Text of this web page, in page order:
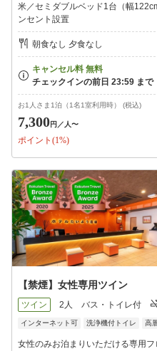
米／セミダブルベッド1台（幅
ンセント設置
朝食なし 夕食なし
お1人さま1泊（1名1室利用時） (税込)
7,300円 ／人〜
ポイント(1%)
【禁煙】女性専用ツイン
ツイン 2人 バス・トイレ付
インターネット可 洗浄機付トイレ 高
女性のみお泊まりいただける専用